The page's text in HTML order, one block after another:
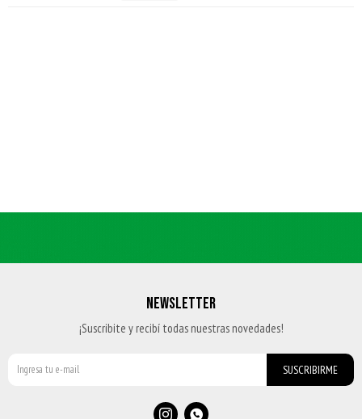
NEWSLETTER
¡Suscribite y recibí todas nuestras novedades!
SUSCRIBIRME
 